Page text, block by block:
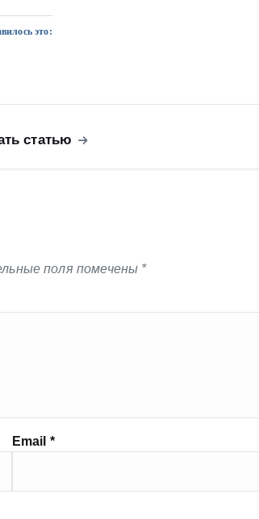
это:
статью
поля помечены *
Email *